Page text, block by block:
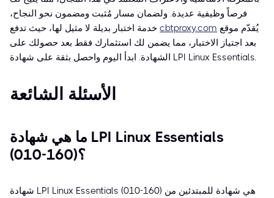
فرصاً وظيفية عديدة. ولضمان مسار مُثبت ومضمون نحو النجاح،
يُقدّم موقع cbtproxy.com خدمة اختبار بديلة لا مثيل لها، حيث تدفع
بعد اجتياز الاختبار، مما يضمن لك استثمارك فقط بعد حصولك على
الشهادة. ابدأ اليوم واحصل بثقة على شهادة LPI Linux Essentials.
الأسئلة الشائعة
ما هي شهادة LPI Linux Essentials
(010-160)؟
شهادة LPI Linux Essentials (010-160) هي شهادة للمبتدئين من